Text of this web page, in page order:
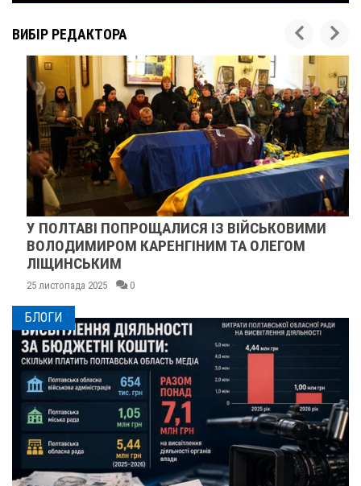
ВИБІР РЕДАКТОРА
У ПОЛТАВІ ПОПРОЩАЛИСЯ ІЗ ВІЙСЬКОВИМИ
ВОЛОДИМИРОМ КАРЕНГІНИМ ТА ОЛЕГОМ
ЛІЩИНСЬКИМ
25 листопада 2025 0
БЛОГИ